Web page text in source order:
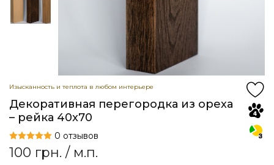
Изысканность и теплота в любом интерьере
Декоративная перегородка из ореха
– рейка 40x70
0 отзывов
100 грн. / м.п.